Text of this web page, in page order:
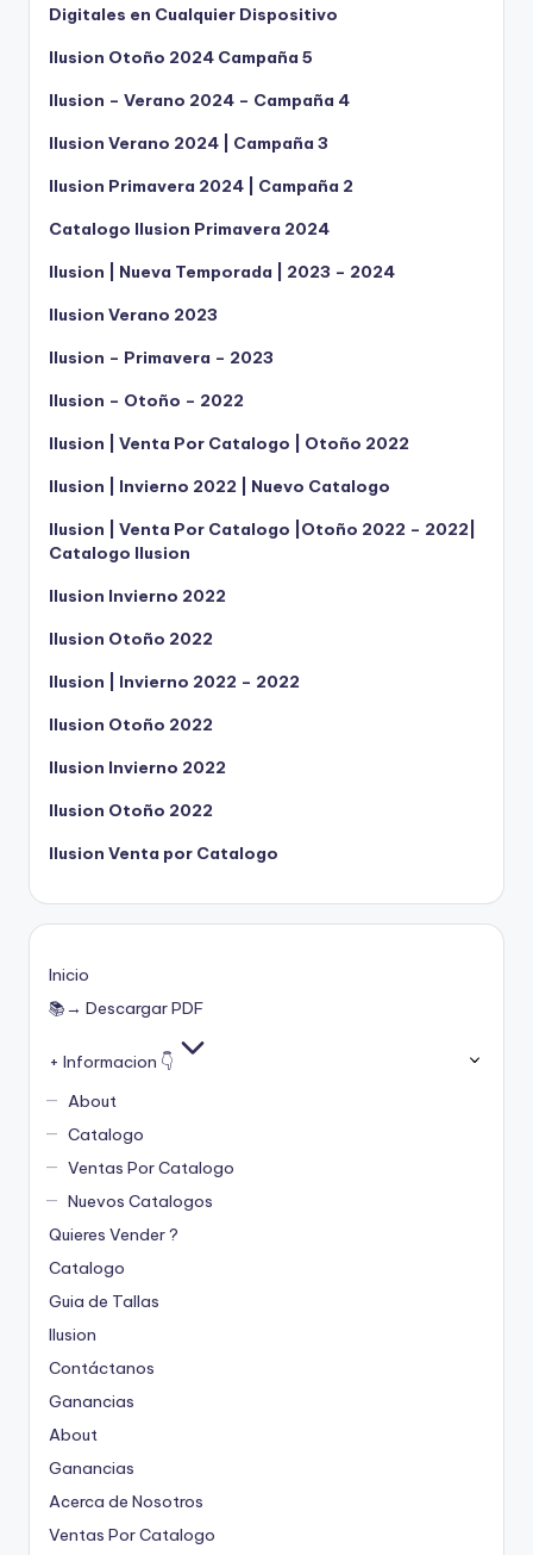
Digitales en Cualquier Dispositivo
Ilusion Otoño 2024 Campaña 5
Ilusion – Verano 2024 – Campaña 4
Ilusion Verano 2024 | Campaña 3
Ilusion Primavera 2024 | Campaña 2
Catalogo Ilusion Primavera 2024
Ilusion | Nueva Temporada | 2023 – 2024
Ilusion Verano 2023
Ilusion – Primavera – 2023
Ilusion – Otoño – 2022
Ilusion | Venta Por Catalogo | Otoño 2022
Ilusion | Invierno 2022 | Nuevo Catalogo
Ilusion | Venta Por Catalogo |Otoño 2022 – 2022|
Catalogo Ilusion
Ilusion Invierno 2022
Ilusion Otoño 2022
Ilusion | Invierno 2022 – 2022
Ilusion Otoño 2022
Ilusion Invierno 2022
Ilusion Otoño 2022
Ilusion Venta por Catalogo
Inicio
📚→ Descargar PDF
+ Informacion 👇
About
Catalogo
Ventas Por Catalogo
Nuevos Catalogos
Quieres Vender ?
Catalogo
Guia de Tallas
Ilusion
Contáctanos
Ganancias
About
Ganancias
Acerca de Nosotros
Ventas Por Catalogo